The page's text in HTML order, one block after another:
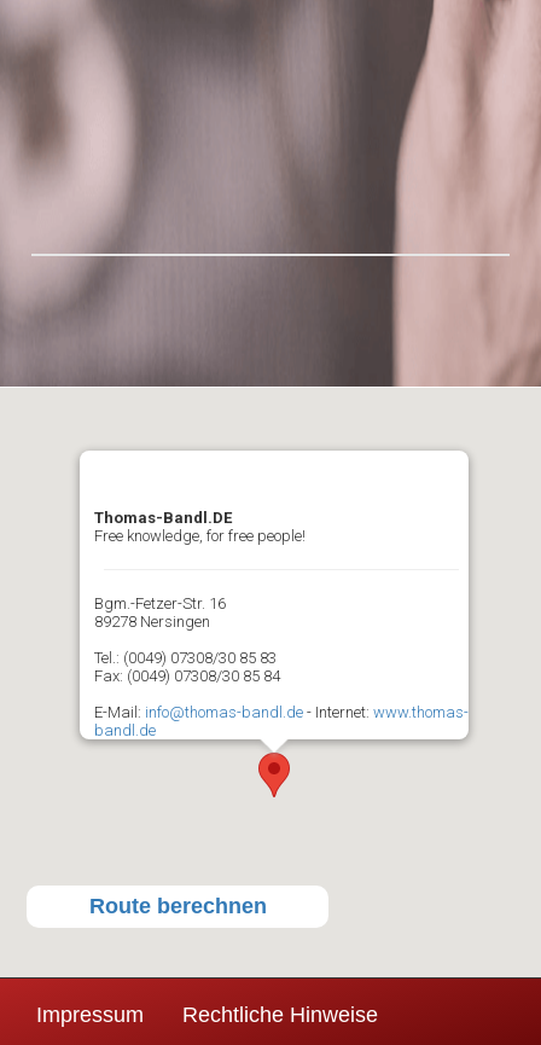
Thomas-Bandl.DE
Free knowledge, for free people!
Bgm.-Fetzer-Str. 16
89278 Nersingen
Tel.: (0049) 07308/30 85 83
Fax: (0049) 07308/30 85 84
E-Mail: info@thomas-bandl.de - Internet: www.thomas-
bandl.de
Route berechnen
Impressum Rechtliche Hinweise